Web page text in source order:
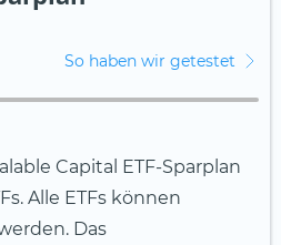
So haben wir getestet
Capital ETF-Sparplan
Alle ETFs können
Das